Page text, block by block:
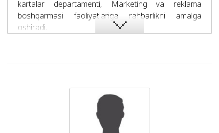
kartalar departamenti, Marketing va reklama
boshqarmasi faoliyatlariga rahbarlikni amalga
oshiradi.